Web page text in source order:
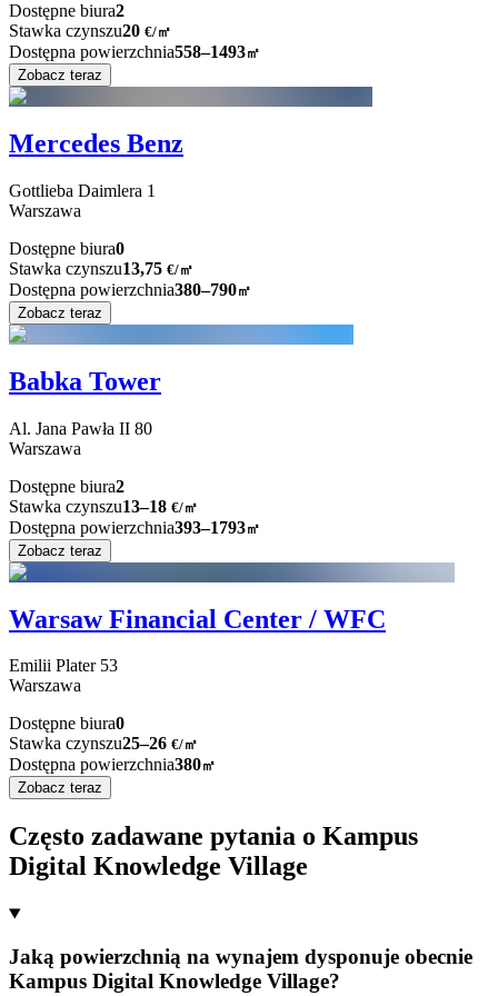
Dostępne biura2
Stawka czynszu20 €/㎡
Dostępna powierzchnia558–1493㎡
Zobacz teraz
Mercedes Benz
Gottlieba Daimlera 1
Warszawa
Dostępne biura0
Stawka czynszu13,75 €/㎡
Dostępna powierzchnia380–790㎡
Zobacz teraz
Babka Tower
Al. Jana Pawła II 80
Warszawa
Dostępne biura2
Stawka czynszu13–18 €/㎡
Dostępna powierzchnia393–1793㎡
Zobacz teraz
Warsaw Financial Center / WFC
Emilii Plater 53
Warszawa
Dostępne biura0
Stawka czynszu25–26 €/㎡
Dostępna powierzchnia380㎡
Zobacz teraz
Często zadawane pytania o Kampus
Digital Knowledge Village
Jaką powierzchnią na wynajem dysponuje obecnie
Kampus Digital Knowledge Village?